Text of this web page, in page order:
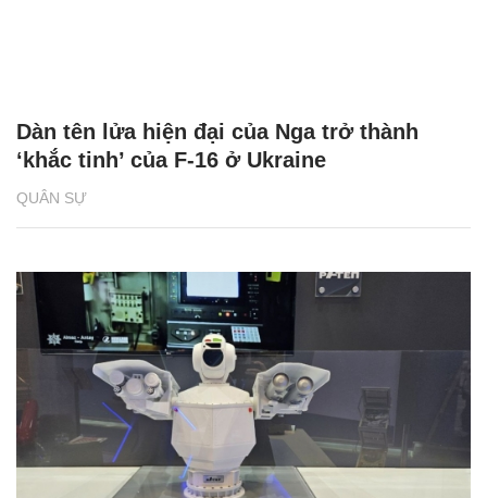
QUÂN SỰ
Dàn tên lửa hiện đại của Nga trở thành
‘khắc tinh’ của F-16 ở Ukraine